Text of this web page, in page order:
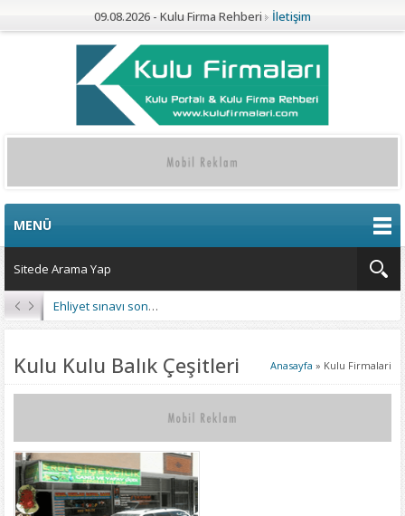
09.08.2026 - Kulu Firma Rehberi İletişim
MENÜ
Ehliyet sınavı sonuçları açıklandı
Anasayfa » Kulu Firmalari
Kulu Kulu Balık Çeşitleri